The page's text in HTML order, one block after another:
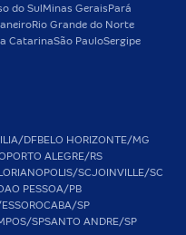
do Sul Minas Gerais Pará
Rio Grande do Norte
CatarinaSão PauloSergipe
DFBELO HORIZONTE/MG
PORTO ALEGRE/RS
SCJOINVILLE/SC
PESSOA/PB
SOROCABA/SP
SPSANTO ANDRE/SP